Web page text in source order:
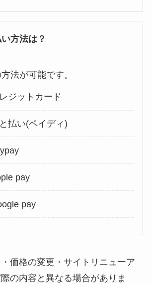
方法は？
法が可能です。
ジットカード
払い(ペイディ)
pay
pay
価格の変更・サイトリニューア
の内容と異なる場合がありま